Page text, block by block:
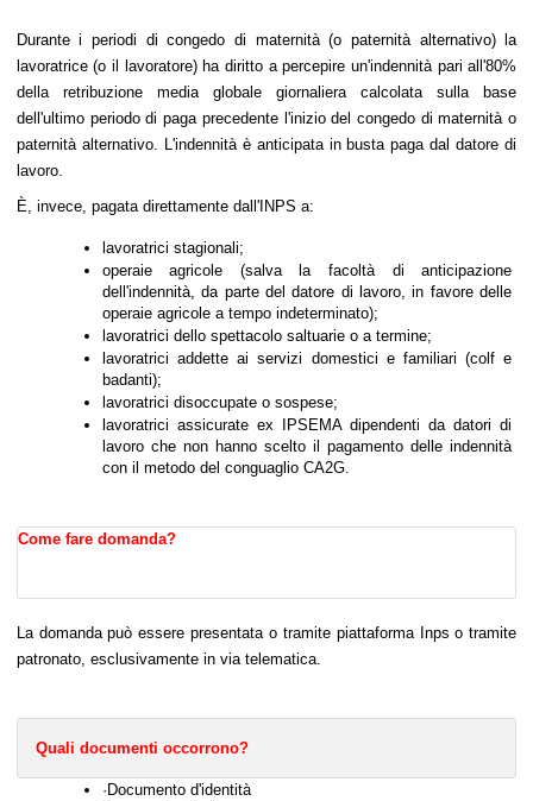
Durante i periodi di congedo di maternità (o paternità alternativo) la
lavoratrice (o il lavoratore) ha diritto a percepire un'indennità pari all'80%
della retribuzione media globale giornaliera calcolata sulla base
dell'ultimo periodo di paga precedente l'inizio del congedo di maternità o
paternità alternativo. L'indennità è anticipata in busta paga dal datore di
lavoro.
È, invece, pagata direttamente dall'INPS a:
lavoratrici stagionali;
operaie agricole (salva la facoltà di anticipazione
dell'indennità, da parte del datore di lavoro, in favore delle
operaie agricole a tempo indeterminato);
lavoratrici dello spettacolo saltuarie o a termine;
lavoratrici addette ai servizi domestici e familiari (colf e
badanti);
lavoratrici disoccupate o sospese;
lavoratrici assicurate ex IPSEMA dipendenti da datori di
lavoro che non hanno scelto il pagamento delle indennità
con il metodo del conguaglio CA2G.
Come fare domanda?
La domanda può essere presentata o tramite piattaforma Inps o tramite
patronato, esclusivamente in via telematica.
Quali documenti occorrono?
·Documento d'identità